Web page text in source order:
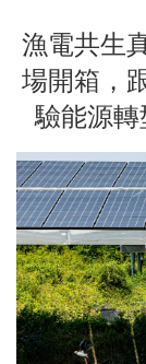
漁電共生
場開箱，
驗能源